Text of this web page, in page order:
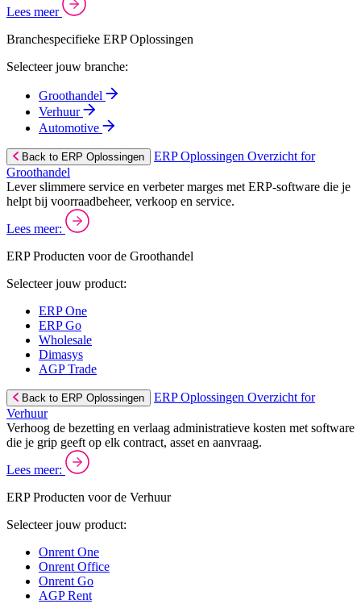
Lees meer
Branchespecifieke ERP Oplossingen
Selecteer jouw branche:
Groothandel
Verhuur
Automotive
Back to ERP Oplossingen
ERP Oplossingen Overzicht for
Groothandel
Lever slimmere service en verbeter marges met ERP-software die je
helpt bij voorraadbeheer, verkoop en service.
Lees meer:
ERP Producten voor de Groothandel
Selecteer jouw product:
ERP One
ERP Go
Wholesale
Dimasys
AGP Trade
Back to ERP Oplossingen
ERP Oplossingen Overzicht for
Verhuur
Verhoog de bezetting en verlaag administratieve kosten met software
die je grip geeft op elk contract, asset en aanvraag.
Lees meer:
ERP Producten voor de Verhuur
Selecteer jouw product:
Onrent One
Onrent Office
Onrent Go
AGP Rent